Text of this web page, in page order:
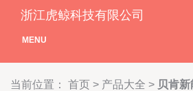
浙江虎鲸科技有限公司
MENU
当前位置： 首页 > 产品大全 > 贝肯